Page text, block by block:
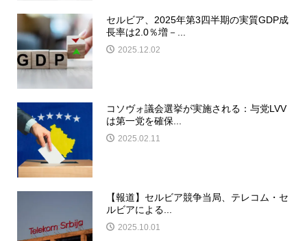
セルビア、2025年第3四半期の実質GDP成
長率は2.0％増－...
2025.12.02
コソヴォ議会選挙が実施される：与党LVV
は第一党を確保...
2025.02.11
【報道】セルビア競争当局、テレコム・セ
ルビアによる...
2025.10.01